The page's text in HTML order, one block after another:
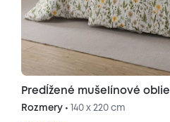
Predĺžené mušelínové
Rozmery • 140 x 220 cm